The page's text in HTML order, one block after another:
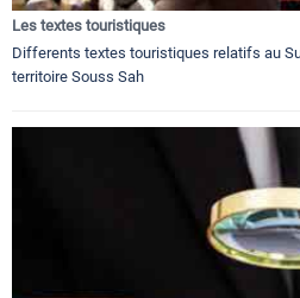
Les textes touristiques
Differents textes touristiques relatifs au
territoire Souss Sah